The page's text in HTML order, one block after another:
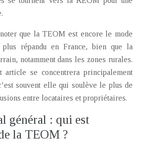
que la TEOM est encore le mode
répandu en France, bien que la
notamment dans les zones rurales.
article se concentrera principalement
souvent elle qui soulève le plus de
entre locataires et propriétaires.
général : qui est
la TEOM ?